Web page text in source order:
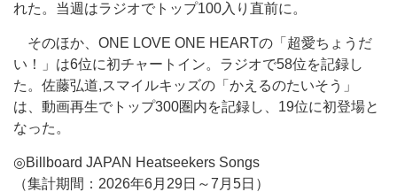
れた。当週はラジオでトップ100入り直前に。
そのほか、ONE LOVE ONE HEARTの「超愛ちょうだ
い！」は6位に初チャートイン。ラジオで58位を記録し
た。佐藤弘道,スマイルキッズの「かえるのたいそう」
は、動画再生でトップ300圏内を記録し、19位に初登場と
なった。
◎Billboard JAPAN Heatseekers Songs
（集計期間：2026年6月29日～7月5日）